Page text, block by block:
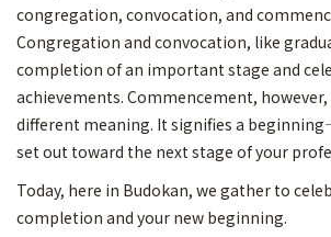
congregation, convocation, and
Congregation and convocation, like
completion of an important stage and
achievements. Commencement,
different meaning. It signifies a
set out toward the next stage of your
Today, here in Budokan, we gather to
completion and your new beginning.